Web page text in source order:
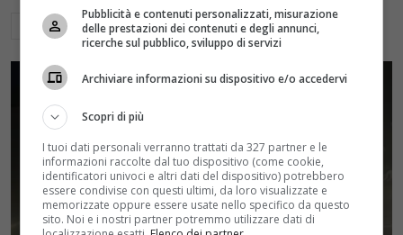
Leggi di più
Pubblicità e contenuti personalizzati, misurazione
delle prestazioni dei contenuti e degli annunci,
ricerche sul pubblico, sviluppo di servizi
Archiviare informazioni su dispositivo e/o accedervi
Scopri di più
I tuoi dati personali verranno trattati da 327 partner e le
informazioni raccolte dal tuo dispositivo (come cookie,
identificatori univoci e altri dati del dispositivo) potrebbero
essere condivise con questi ultimi, da loro visualizzate e
memorizzate oppure essere usate nello specifico da questo
sito. Noi e i nostri partner potremmo utilizzare dati di